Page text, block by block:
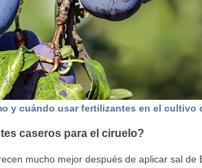
y cuándo usar fertilizantes en el cultivo
caseros para el ciruelo?
mucho mejor después de aplicar sal de